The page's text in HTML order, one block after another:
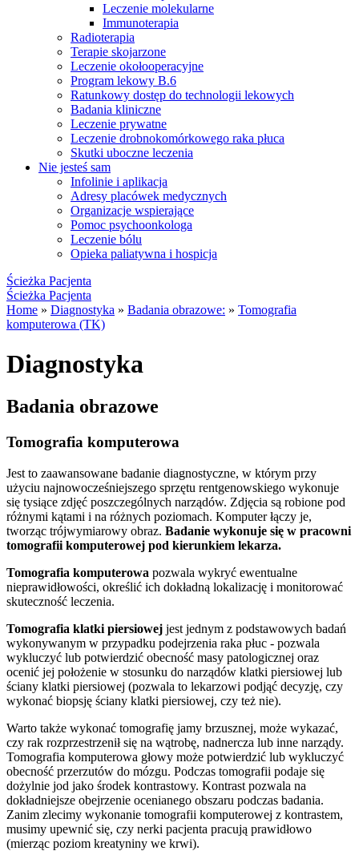
Leczenie molekularne
Immunoterapia
Radioterapia
Terapie skojarzone
Leczenie okołooperacyjne
Program lekowy B.6
Ratunkowy dostęp do technologii lekowych
Badania kliniczne
Leczenie prywatne
Leczenie drobnokomórkowego raka płuca
Skutki uboczne leczenia
Nie jesteś sam
Infolinie i aplikacja
Adresy placówek medycznych
Organizacje wspierające
Pomoc psychoonkologa
Leczenie bólu
Opieka paliatywna i hospicja
Ścieżka Pacjenta
Ścieżka Pacjenta
Home » Diagnostyka » Badania obrazowe: » Tomografia
komputerowa (TK)
Diagnostyka
Badania obrazowe
Tomografia komputerowa
Jest to zaawansowane badanie diagnostyczne, w którym przy
użyciu najnowocześniejszego sprzętu rentgenowskiego wykonuje
się tysiące zdjęć poszczególnych narządów. Zdjęcia są robione pod
różnymi kątami i na różnych poziomach. Komputer łączy je,
tworząc trójwymiarowy obraz. Badanie wykonuje się w pracowni
tomografii komputerowej pod kierunkiem lekarza.
Tomografia komputerowa pozwala wykryć ewentualne
nieprawidłowości, określić ich dokładną lokalizację i monitorować
skuteczność leczenia.
Tomografia klatki piersiowej jest jednym z podstawowych badań
wykonywanym w przypadku podejrzenia raka płuc - pozwala
wykluczyć lub potwierdzić obecność masy patologicznej oraz
ocenić jej położenie w stosunku do narządów klatki piersiowej lub
ściany klatki piersiowej (pozwala to lekarzowi podjąć decyzję, czy
wykonać biopsję ściany klatki piersiowej, czy też nie).
Warto także wykonać tomografię jamy brzusznej, może wykazać,
czy rak rozprzestrzenił się na wątrobę, nadnercza lub inne narządy.
Tomografia komputerowa głowy może potwierdzić lub wykluczyć
obecność przerzutów do mózgu. Podczas tomografii podaje się
dożylnie jod jako środek kontrastowy. Kontrast pozwala na
dokładniejsze obejrzenie ocenianego obszaru podczas badania.
Zanim zlecimy wykonanie tomografii komputerowej z kontrastem,
musimy upewnić się, czy nerki pacjenta pracują prawidłowo
(mierząc poziom kreatyniny we krwi).